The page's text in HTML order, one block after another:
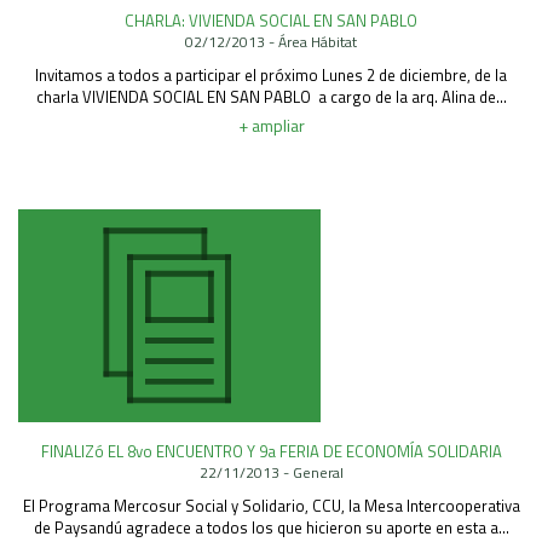
CHARLA: VIVIENDA SOCIAL EN SAN PABLO
02/12/2013 - Área Hábitat
Invitamos a todos a participar el próximo Lunes 2 de diciembre, de la
charla VIVIENDA SOCIAL EN SAN PABLO a cargo de la arq. Alina de...
+ ampliar
FINALIZó EL 8vo ENCUENTRO Y 9a FERIA DE ECONOMÍA SOLIDARIA
22/11/2013 - General
El Programa Mercosur Social y Solidario, CCU, la Mesa Intercooperativa
de Paysandú agradece a todos los que hicieron su aporte en esta a...